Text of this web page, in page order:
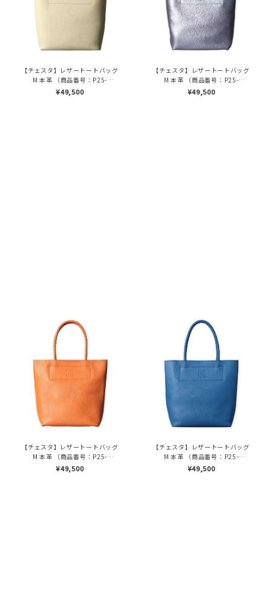
【チェスタ】レザートートバッグ
M 本革 （商品番号：P25-
30008）
¥49,500
【チェスタ】レザートートバッグ
M 本革 （商品番号：P25-
30008）
¥49,500
【チェスタ】レザートートバッグ
M 本革 （商品番号：P25-
30008）
¥49,500
【チェスタ】レザートートバッグ
M 本革 （商品番号：P25-
30008）
¥49,500